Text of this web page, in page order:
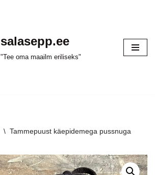
salasepp.ee
"Tee oma maailm eriliseks"
\ Tammepuust käepidemega pussnuga